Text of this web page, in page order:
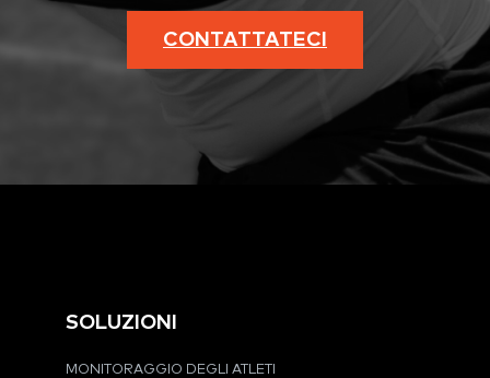
CONTATTATECI
SOLUZIONI
MONITORAGGIO DEGLI ATLETI